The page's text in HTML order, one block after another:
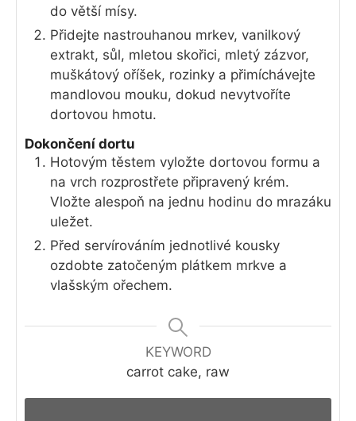
do větší mísy.
Přidejte nastrouhanou mrkev, vanilkový
extrakt, sůl, mletou skořici, mletý zázvor,
muškátový oříšek, rozinky a přimíchávejte
mandlovou mouku, dokud nevytvoříte
dortovou hmotu.
Dokončení dortu
Hotovým těstem vyložte dortovou formu a
na vrch rozprostřete připravený krém.
Vložte alespoň na jednu hodinu do mrazáku
uležet.
Před servírováním jednotlivé kousky
ozdobte zatočeným plátkem mrkve a
vlašským ořechem.
KEYWORD
carrot cake, raw